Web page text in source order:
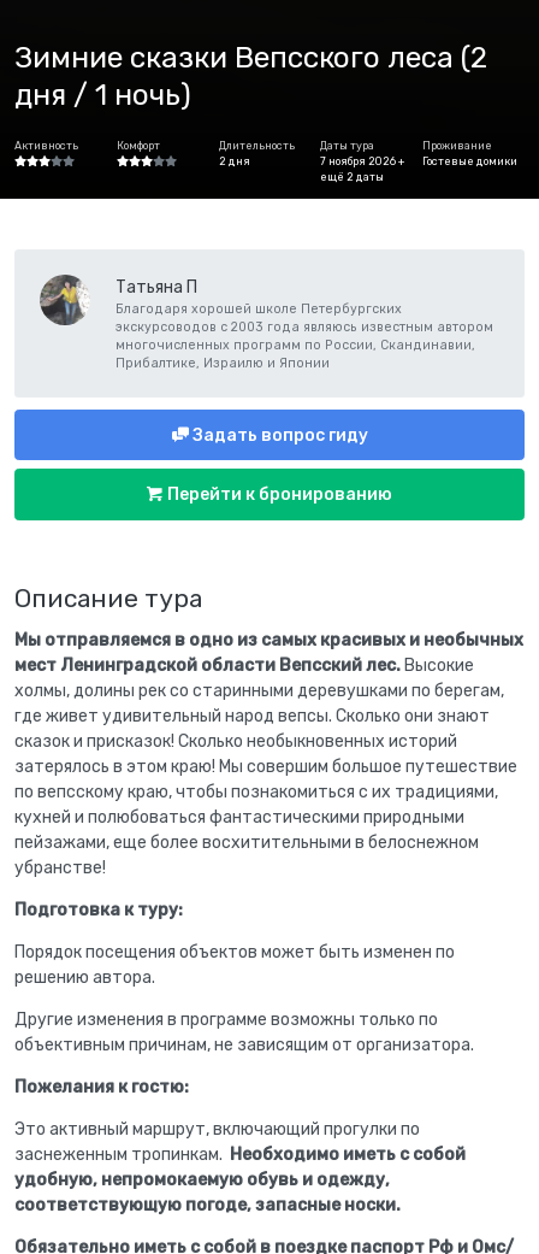
Зимние сказки Вепсского леса (2
дня / 1 ночь)
Активность Комфорт
Длительность
2 дня
Даты тура
7 ноября 2026 +
ещё 2 даты
Проживание
Гостевые домики
Описание тура
Мы отправляемся в одно из самых красивых и необычных
мест Ленинградской области Вепсский лес. Высокие
холмы, долины рек со старинными деревушками по берегам,
где живет удивительный народ вепсы. Сколько они знают
сказок и присказок! Сколько необыкновенных историй
затерялось в этом краю! Мы совершим большое путешествие
по вепсскому краю, чтобы познакомиться с их традициями,
кухней и полюбоваться фантастическими природными
пейзажами, еще более восхитительными в белоснежном
убранстве!
Подготовка к туру:
Порядок посещения объектов может быть изменен по
решению автора.
Другие изменения в программе возможны только по
объективным причинам, не зависящим от организатора.
Пожелания к гостю:
Это активный маршрут, включающий прогулки по
заснеженным тропинкам. Необходимо иметь с собой
удобную, непромокаемую обувь и одежду,
соответствующую погоде, запасные носки.
Обязательно иметь с собой в поездке паспорт Рф и Омс/
Татьяна П
Благодаря хорошей школе Петербургских
экскурсоводов с 2003 года являюсь известным автором
многочисленных программ по России, Скандинавии,
Прибалтике, Израилю и Японии
Задать вопрос гиду
Перейти к бронированию